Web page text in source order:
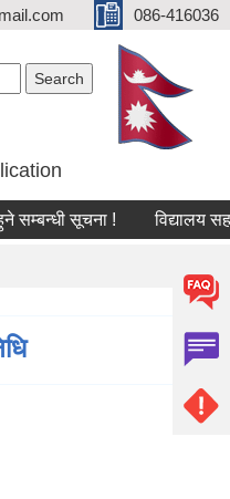
086-416036
सूचना ! विद्यालय